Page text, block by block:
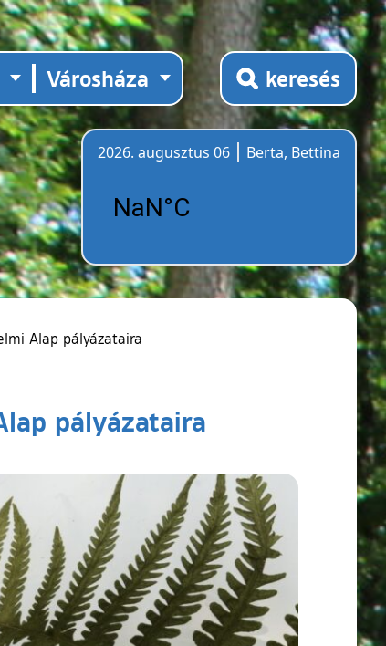
Városháza keresés
2026. augusztus 06
Berta, Bettina
Alap pályázataira
pályázataira